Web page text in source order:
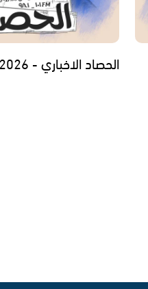
الحصاد الاخباري - 30.07.2026